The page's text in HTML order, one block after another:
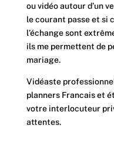
ou vidéo autour d’un
le courant passe et si
l’échange sont
ils me permettent de
mariage.
Vidéaste
planners Francais et
votre interlocuteur
attentes.